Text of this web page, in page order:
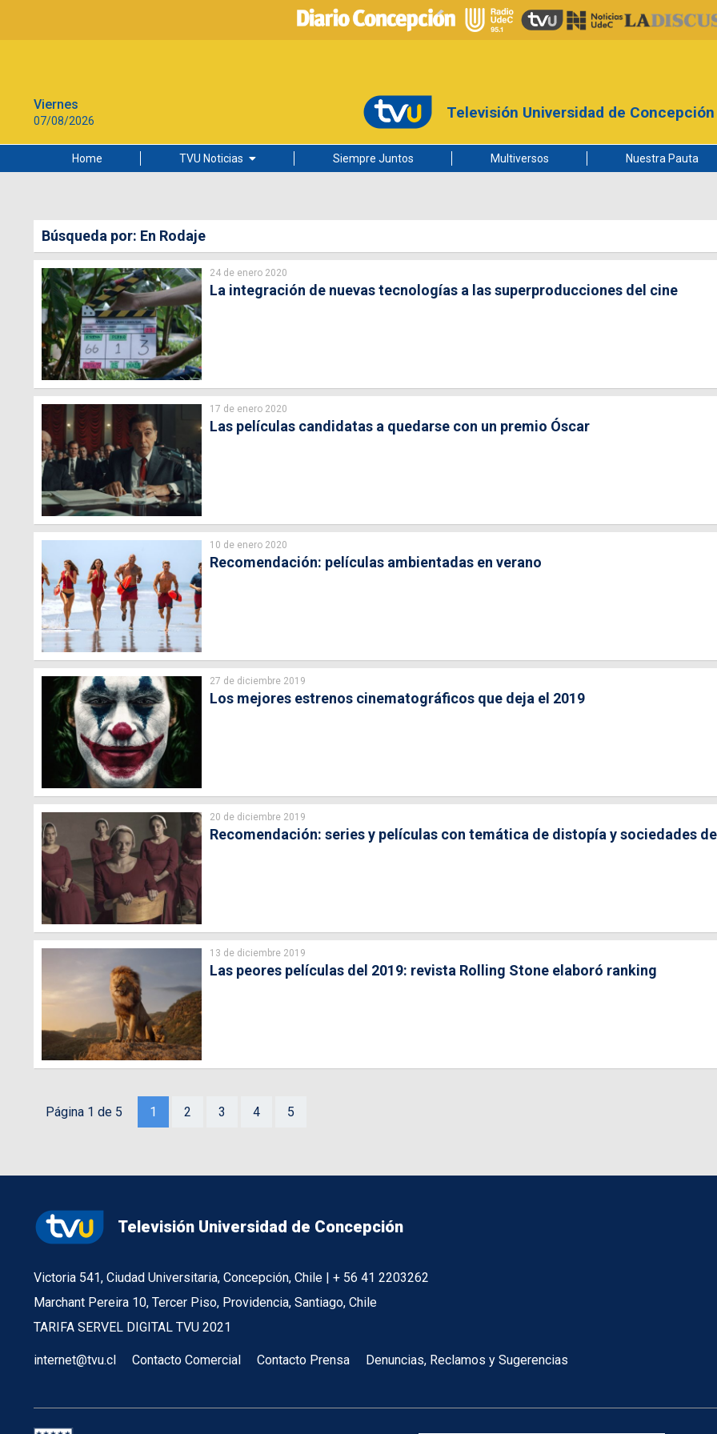
Viernes
07/08/2026 Televisión Universidad de Concepción
Home TVU Noticias
Ciudad
Universidad de Concepción
Siempre Juntos Multiversos Nuestra Pauta
Búsqueda por: En Rodaje
24 de enero 2020
La integración de nuevas tecnologías a las superproducciones del cine
17 de enero 2020
Las películas candidatas a quedarse con un premio Óscar
10 de enero 2020
Recomendación: películas ambientadas en verano
27 de diciembre 2019
Los mejores estrenos cinematográficos que deja el 2019
20 de diciembre 2019
Recomendación: series y películas con temática de distopía y sociedades
13 de diciembre 2019
Las peores películas del 2019: revista Rolling Stone elaboró ranking
Página 1 de 5 1 2 3 4 5
Televisión Universidad de Concepción
Victoria 541, Ciudad Universitaria, Concepción, Chile | + 56 41 2203262
Marchant Pereira 10, Tercer Piso, Providencia, Santiago, Chile
TARIFA SERVEL DIGITAL TVU 2021
internet@tvu.cl Contacto Comercial Contacto Prensa Denuncias, Reclamos y Sugerencias